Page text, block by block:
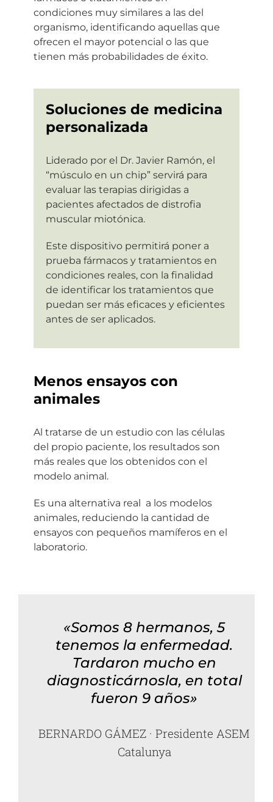
condiciones muy similares a las del
organismo, identificando aquellas que
ofrecen el mayor potencial o las que
tienen más probabilidades de éxito.
Soluciones de medicina
personalizada
Liderado por el Dr. Javier Ramón, el
“músculo en un chip” servirá para
evaluar las terapias dirigidas a
pacientes afectados de distrofia
muscular miotónica.
Este dispositivo permitirá poner a
prueba fármacos y tratamientos en
condiciones reales, con la finalidad
de identificar los tratamientos que
puedan ser más eficaces y eficientes
antes de ser aplicados.
Menos ensayos con
animales
Al tratarse de un estudio con las células
del propio paciente, los resultados son
más reales que los obtenidos con el
modelo animal.
Es una alternativa real a los modelos
animales, reduciendo la cantidad de
ensayos con pequeños mamíferos en el
laboratorio.
«Somos 8 hermanos, 5
tenemos la enfermedad.
Tardaron mucho en
diagnosticárnosla, en total
fueron 9 años»
BERNARDO GÁMEZ · Presidente ASEM
Catalunya